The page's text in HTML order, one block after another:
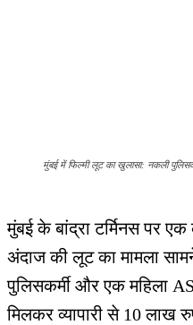
मुंबई में फिल्मी लूट का खुलासा: नकली
मुंबई के बांद्रा टर्मिनस पर एक
अंदाज की लूट का मामला
पुलिसकर्मी और एक महिला
मिलकर व्यापारी से 10 लाख